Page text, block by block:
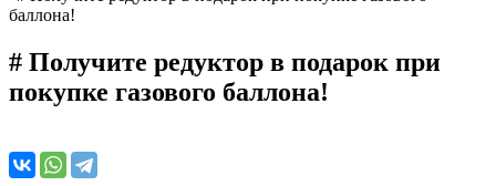
баллона!
# Получите редуктор в подарок при
покупке газового баллона!